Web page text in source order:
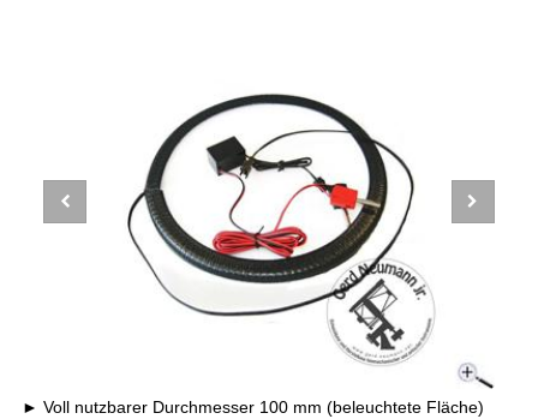
Voll nutzbarer Durchmesser 100 mm (beleuchtete Fläche)